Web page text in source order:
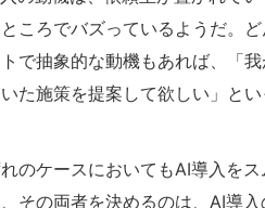
ころでバズっているようだ。
で抽象的な動機もあれば、「
た施策を提案して欲しい」と
のケースにおいてもAI導入を
その両者を決めるのは、AI導